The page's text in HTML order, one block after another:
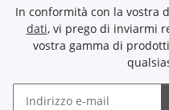
In conformità con la vostra
dati, vi prego di inviarmi
vostra gamma di